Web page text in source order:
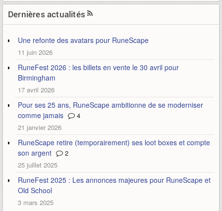
Dernières actualités
Une refonte des avatars pour RuneScape
11 juin 2026
RuneFest 2026 : les billets en vente le 30 avril pour
Birmingham
17 avril 2026
Pour ses 25 ans, RuneScape ambitionne de se moderniser
comme jamais
4
21 janvier 2026
RuneScape retire (temporairement) ses loot boxes et compte
son argent
2
25 juillet 2025
RuneFest 2025 : Les annonces majeures pour RuneScape et
Old School
3 mars 2025